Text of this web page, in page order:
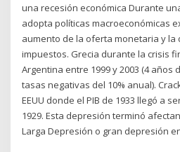
una recesión económica Durante
adopta políticas macroeconómicas
aumento de la oferta monetaria y la
impuestos. Grecia durante la crisis
Argentina entre 1999 y 2003 (4 años
tasas negativas del 10% anual).
EEUU donde el PIB de 1933 llegó a
1929. Esta depresión terminó
Larga Depresión o gran depresión